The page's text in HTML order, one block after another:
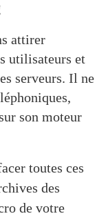
attirer
utilisateurs et
serveurs. Il ne
son moteur
toutes ces
des
de votre